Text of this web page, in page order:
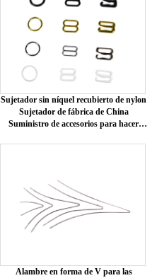
Sujetador sin níquel recubierto de nylon
Sujetador de fábrica de China
Suministro de accesorios para hacer
Alambre en forma de V para las